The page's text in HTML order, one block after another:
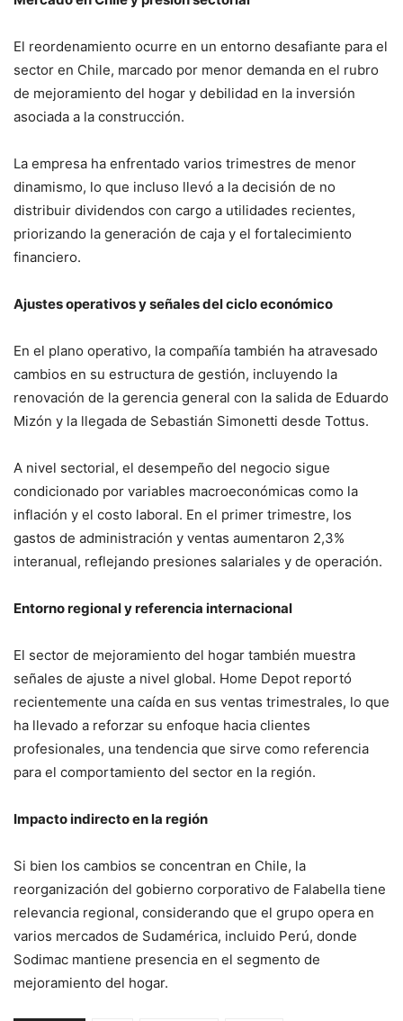
El reordenamiento ocurre en un entorno desafiante para el
sector en Chile, marcado por menor demanda en el rubro
de mejoramiento del hogar y debilidad en la inversión
asociada a la construcción.
La empresa ha enfrentado varios trimestres de menor
dinamismo, lo que incluso llevó a la decisión de no
distribuir dividendos con cargo a utilidades recientes,
priorizando la generación de caja y el fortalecimiento
financiero.
Ajustes operativos y señales del ciclo económico
En el plano operativo, la compañía también ha atravesado
cambios en su estructura de gestión, incluyendo la
renovación de la gerencia general con la salida de Eduardo
Mizón y la llegada de Sebastián Simonetti desde Tottus.
A nivel sectorial, el desempeño del negocio sigue
condicionado por variables macroeconómicas como la
inflación y el costo laboral. En el primer trimestre, los
gastos de administración y ventas aumentaron 2,3%
interanual, reflejando presiones salariales y de operación.
Entorno regional y referencia internacional
El sector de mejoramiento del hogar también muestra
señales de ajuste a nivel global. Home Depot reportó
recientemente una caída en sus ventas trimestrales, lo que
ha llevado a reforzar su enfoque hacia clientes
profesionales, una tendencia que sirve como referencia
para el comportamiento del sector en la región.
Impacto indirecto en la región
Si bien los cambios se concentran en Chile, la
reorganización del gobierno corporativo de Falabella tiene
relevancia regional, considerando que el grupo opera en
varios mercados de Sudamérica, incluido Perú, donde
Sodimac mantiene presencia en el segmento de
mejoramiento del hogar.